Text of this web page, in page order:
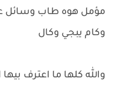
مؤمل هوه طاب وسائل
وكام يبجي وكال
والله كلها ما اعترف